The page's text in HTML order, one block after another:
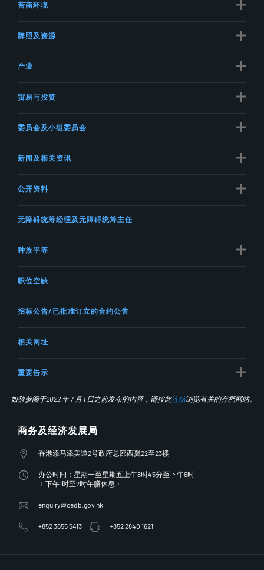
如欲参阅于2022 年 7 月 1 日之前发布的内容，请按此连结浏览有关的存档网站。
营商环境
牌照及资源
产业
贸易与投资
委员会及小组委员会
新闻及相关资讯
公开资料
无障碍统筹经理及无障碍统筹主任
种族平等
职位空缺
招标公告/已批准订立的合约公告
相关网址
重要告示
商务及经济发展局
地址 香港添马添美道2号政府总部西翼22至23楼
办公时间办公时间：星期一至星期五上午8时45分至下午6时
﹙下午1时至2时午膳休息﹚
电子邮件enquiry@cedb.gov.hk
电话 +852 3655 5413 传真 +852 2840 1621